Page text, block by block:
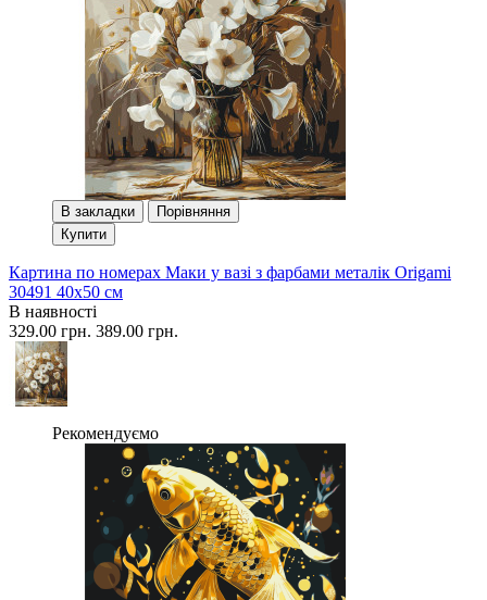
В закладки
Порівняння
Купити
Картина по номерах Маки у вазі з фарбами металік Origami
30491 40x50 см
В наявності
329.00 грн. 389.00 грн.
Рекомендуємо